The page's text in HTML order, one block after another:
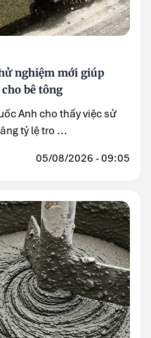
nghiệm mới giúp
bê tông
Anh cho thấy việc sử
tỷ lệ tro ...
05/08/2026 - 09:05